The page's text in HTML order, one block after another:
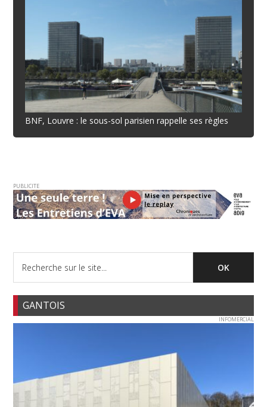
BNF, Louvre : le sous-sol parisien rappelle ses règles
PUBLICITE
GANTOIS
INFOMERCIAL